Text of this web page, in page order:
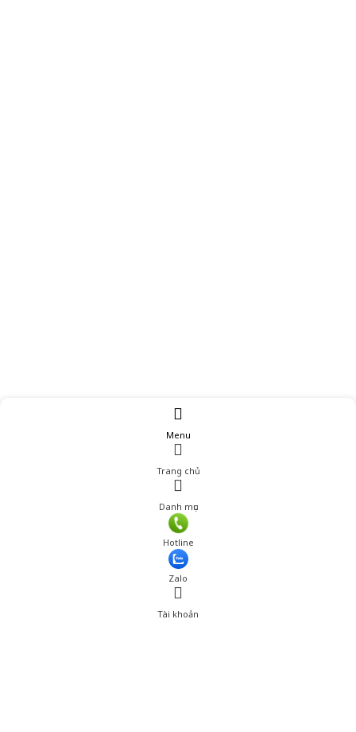
Menu
Trang chủ
Danh mục
Hotline
Zalo
Tài khoản